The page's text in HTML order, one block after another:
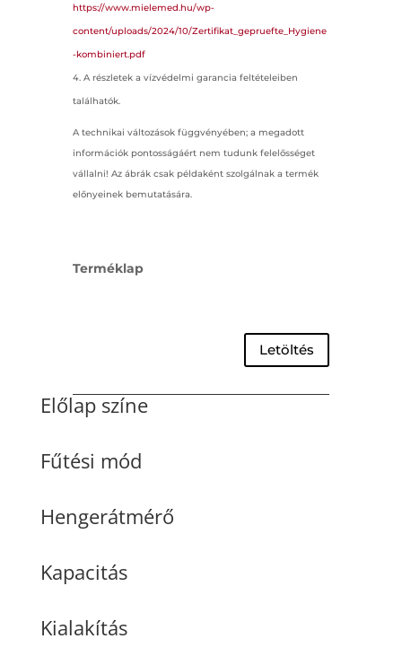
https://www.mielemed.hu/wp-
content/uploads/2024/10/Zertifikat_gepruefte_Hygiene
-kombiniert.pdf
A részletek a vízvédelmi garancia feltételeiben
találhatók.
A technikai változások függvényében; a megadott
információk pontosságáért nem tudunk felelősséget
vállalni! Az ábrák csak példaként szolgálnak a termék
előnyeinek bemutatására.
Terméklap
Letöltés
Előlap színe
Fűtési mód
Hengerátmérő
Kapacitás
Kialakítás